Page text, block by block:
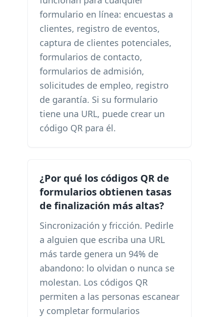
formulario en línea: encuestas a
clientes, registro de eventos,
captura de clientes potenciales,
formularios de contacto,
formularios de admisión,
solicitudes de empleo, registro
de garantía. Si su formulario
tiene una URL, puede crear un
código QR para él.
¿Por qué los códigos QR de
formularios obtienen tasas
de finalización más altas?
Sincronización y fricción. Pedirle
a alguien que escriba una URL
más tarde genera un 94% de
abandono: lo olvidan o nunca se
molestan. Los códigos QR
permiten a las personas escanear
y completar formularios